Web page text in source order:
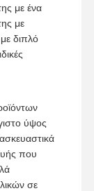
με ένα
με
διπλό
ύψος
που
σε